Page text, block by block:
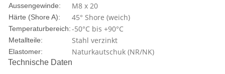
Technische Daten
Aussengewinde: M8 x 20
Härte (Shore A): 45° Shore (weich)
Temperaturbereich:-50°C bis +90°C
Metallteile: Stahl verzinkt
Elastomer: Naturkautschuk (NR/NK)